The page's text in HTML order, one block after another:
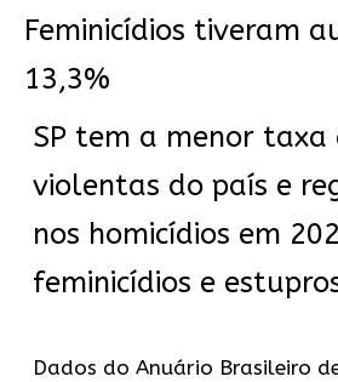
Feminicídios tiveram
13,3%
SP tem a menor taxa
violentas do país e
nos homicídios em
feminicídios e
Dados do Anuário Brasileiro